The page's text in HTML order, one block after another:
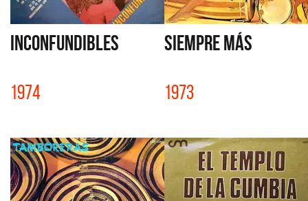
INCONFUNDIBLES
1974
SIEMPRE MÁS
1973